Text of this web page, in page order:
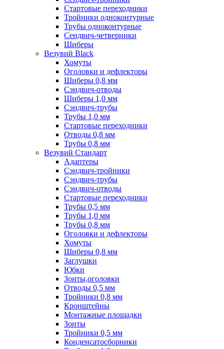
Стартовые переходники
Тройники одноконтурные
Трубы одноконтурные
Сендвич-четверники
Шиберы
Везувий Black
Хомуты
Оголовки и дефлекторы
Шиберы 0,8 мм
Сэндвич-отводы
Шиберы 1,0 мм
Сэндвич-трубы
Трубы 1,0 мм
Стартовые переходники
Отводы 0,8 мм
Трубы 0,8 мм
Везувий Стандарт
Адаптеры
Сэндвич-тройники
Сэндвич-трубы
Сэндвич-отводы
Стартовые переходники
Трубы 0,5 мм
Трубы 1,0 мм
Трубы 0,8 мм
Оголовки и дефлекторы
Хомуты
Шиберы 0,8 мм
Заглушки
Юбки
Зонты,оголовки
Отводы 0,5 мм
Тройники 0,8 мм
Кронштейны
Монтажные площадки
Зонты
Тройники 0,5 мм
Конденсатосборники